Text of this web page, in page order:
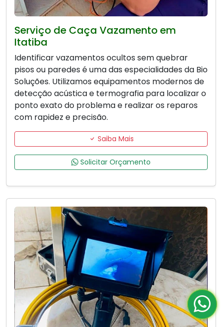
Serviço de Caça Vazamento em
Itatiba
Identificar vazamentos ocultos sem quebrar
pisos ou paredes é uma das especialidades da Bio
Soluções. Utilizamos equipamentos modernos de
detecção acústica e termografia para localizar o
ponto exato do problema e realizar os reparos
com rapidez e precisão.
Saiba Mais
Solicitar Orçamento